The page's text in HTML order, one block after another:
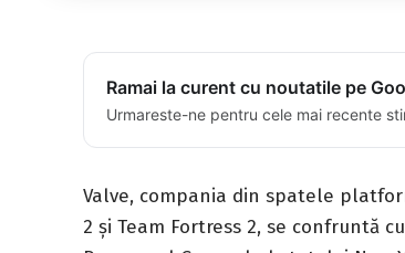
Ramai la curent cu noutatile pe
Urmareste-ne pentru cele mai recente
Valve, compania din spatele
2 și Team Fortress 2, se confruntă